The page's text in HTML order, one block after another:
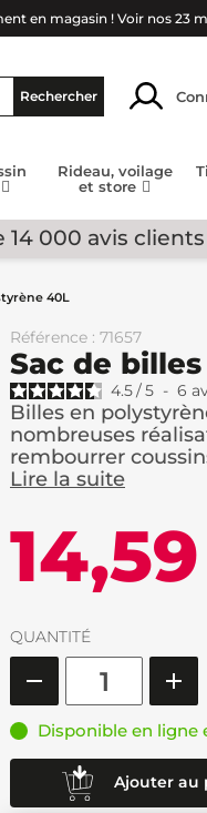
en magasin ! Voir nos 23
Rechercher
Rideau, voilage
et store
14 000 avis
40L
Référence : 71657
Sac de
4.5/5 - 6
Billes en
nombreuses
rembourrer
Lire la suite
QUANTITÉ
Disponible en ligne
Ajouter au